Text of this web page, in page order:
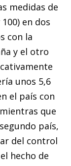
medidas de
en dos
con la
y el otro
unos 5,6
el país con
que
país,
del control
hecho de